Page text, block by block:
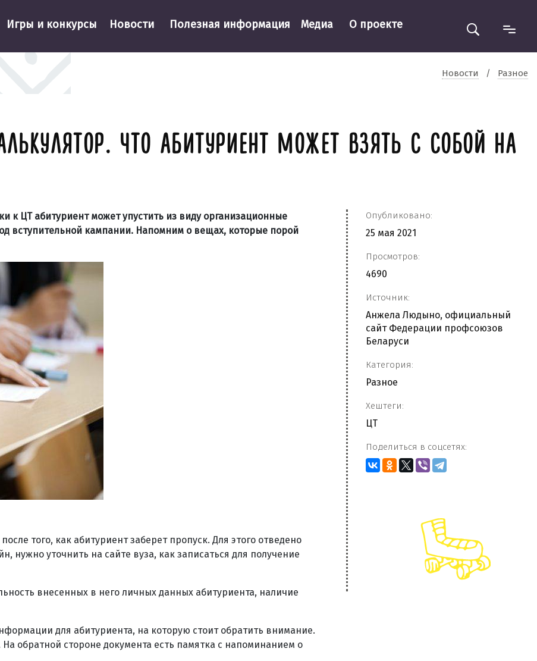
Игры и конкурсы Новости Полезная информация Медиа О проекте
Новости / Разное
ЧТО АБИТУРИЕНТ МОЖЕТ ВЗЯТЬ С СОБОЙ НА
к ЦТ абитуриент может упустить из виду организационные
вступительной кампании. Напомним о вещах, которые порой
того, как абитуриент заберет пропуск. Для этого отведено
нужно уточнить на сайте вуза, как записаться для получение
внесенных в него личных данных абитуриента, наличие
для абитуриента, на которую стоит обратить внимание.
обратной стороне документа есть памятка с напоминанием о
Опубликовано:
25 мая 2021
Просмотров:
4690
Источник:
Анжела Людыно, официальный
сайт Федерации профсоюзов
Беларуси
Категория:
Разное
Хештеги:
ЦТ
Поделиться в соцсетях: